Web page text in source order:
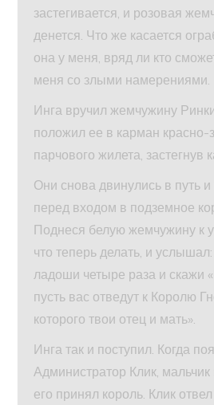
застегивается, и розовая
денется. Что же касается
она у меня, вряд ли кто
меня со злыми намерениями.
Инга вручил жемчужину
положил ее в карман красно-
парчового жилета, застегнув
Они снова двинулись в путь и
перед входом в подземное
Поднеся белую жемчужину к
что теперь делать, и
ладоши четыре раза и скажи
пусть вас отведут к Королю
которого твои отец и мать».
Инга так и поступил. Когда
Администратор Клик,
его принял король. Клик